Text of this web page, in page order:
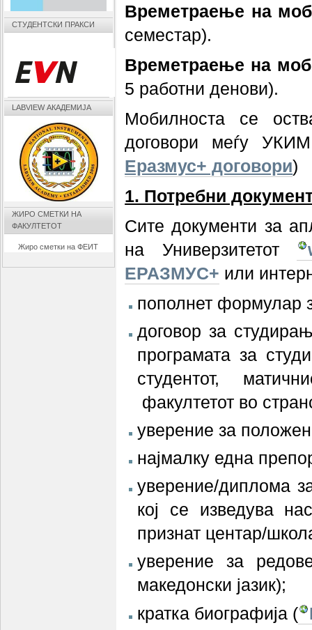
Времетраење на
семестар).
Времетраење на
5 работни денови).
Мобилноста се
договори меѓу
Еразмус+ договори)
1. Потребни
Сите документи за
на Универзитетот
ЕРАЗМУС+ или
пополнет формулар
договор за
програмата за
студентот,
факултетот во
уверение за
најмалку една
уверение/диплома
кој се изведува
признат центар/
уверение за
македонски јазик);
кратка биографија (
СТУДЕНТСКИ ПРАКСИ
LABVIEW АКАДЕМИЈА
ЖИРО СМЕТКИ НА
ФАКУЛТЕТОТ
Жиро сметки на ФЕИТ